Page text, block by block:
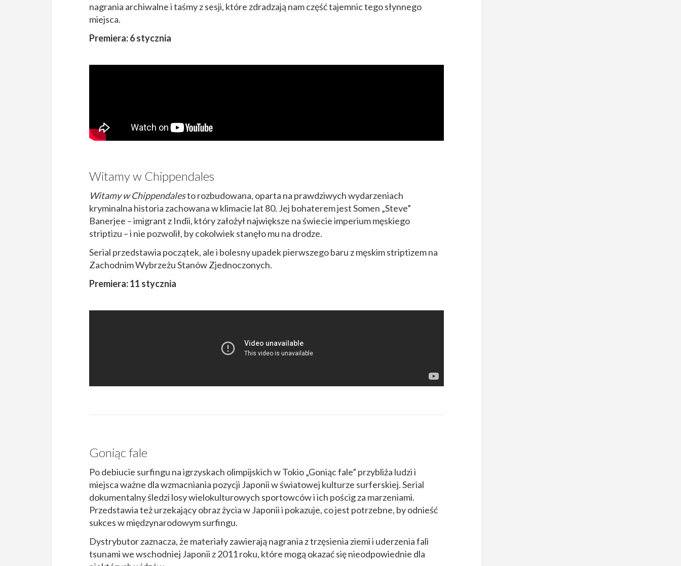
nagrania archiwalne i taśmy z sesji, które zdradzają nam część tajemnic tego słynnego
miejsca.
Premiera: 6 stycznia
Witamy w Chippendales
Witamy w Chippendalesto rozbudowana, oparta na prawdziwych wydarzeniach
kryminalna historia zachowana w klimacie lat 80. Jej bohaterem jest Somen „Steve”
Banerjee – imigrant z Indii, który założył największe na świecie imperium męskiego
striptizu – i nie pozwolił, by cokolwiek stanęło mu na drodze.
Serial przedstawia początek, ale i bolesny upadek pierwszego baru z męskim striptizem na
Zachodnim Wybrzeżu Stanów Zjednoczonych.
Premiera: 11 stycznia
Goniąc fale
Po debiucie surfingu na igrzyskach olimpijskich w Tokio „Goniąc fale” przybliża ludzi i
miejsca ważne dla wzmacniania pozycji Japonii w światowej kulturze surferskiej. Serial
dokumentalny śledzi losy wielokulturowych sportowców i ich pościg za marzeniami.
Przedstawia też urzekający obraz życia w Japonii i pokazuje, co jest potrzebne, by odnieść
sukces w międzynarodowym surfingu.
Dystrybutor zaznacza, że materiały zawierają nagrania z trzęsienia ziemi i uderzenia fali
tsunami we wschodniej Japonii z 2011 roku, które mogą okazać się nieodpowiednie dla